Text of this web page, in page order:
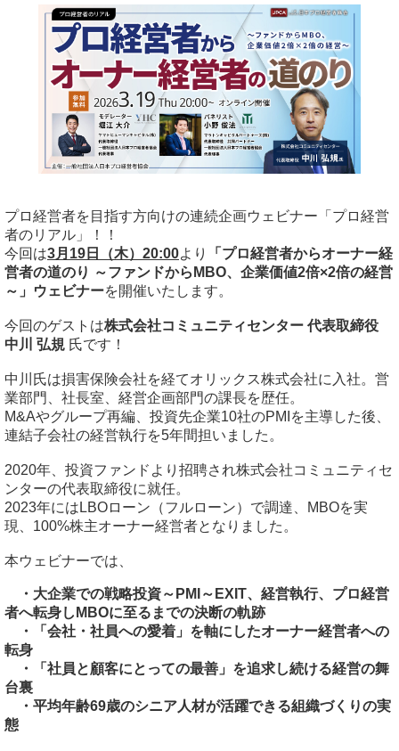
プロ経営者を目指す方向けの連続企画ウェビナー「プロ経営
者のリアル」！！
今回は3月19 日（木）20:00より
「プロ経営者からオーナー経
営者の道のり ～ファンドからMBO、企業価値2倍×2倍の経営
～」
ウェビナーを開催いたします。
今回のゲストは株式会社コミュニティセンター 代表取締役
中川 弘規 氏です！
中川氏は損害保険会社を経てオリックス株式会社に入社。営
業部門、社長室、経営企画部門の課長を歴任。
M&Aやグループ再編、投資先企業10社のPMIを主導した後、
連結子会社の経営執行を5年間担いました。
2020年、投資ファンドより招聘され株式会社コミュニティセ
ンターの代表取締役に就任。
2023年にはLBOローン（フルローン）で調達、MBOを実
現、100%株主オーナー経営者となりました。
本ウェビナーでは、
・大企業での戦略投資～PMI～EXIT、経営執行、プロ経営
者へ転身しMBOに至るまでの決断の軌跡
・「会社・社員への愛着」を軸にしたオーナー経営者への
転身
・「社員と顧客にとっての最善」を追求し続ける経営の舞
台裏
・平均年齢69歳のシニア人材が活躍できる組織づくりの実
態